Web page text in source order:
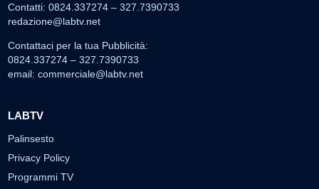
Contatti: 0824.337274 – 327.7390733
redazione@labtv.net
Contattaci per la tua Pubblicità:
0824.337274 – 327.7390733
email: commerciale@labtv.net
LABTV
Palinsesto
Privacy Policy
Programmi TV